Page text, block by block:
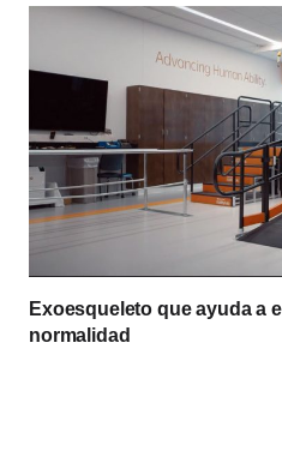
Exoesqueleto que ayuda a
normalidad